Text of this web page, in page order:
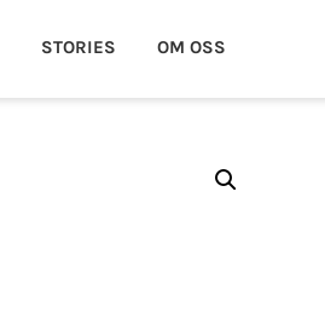
STORIES OM OSS